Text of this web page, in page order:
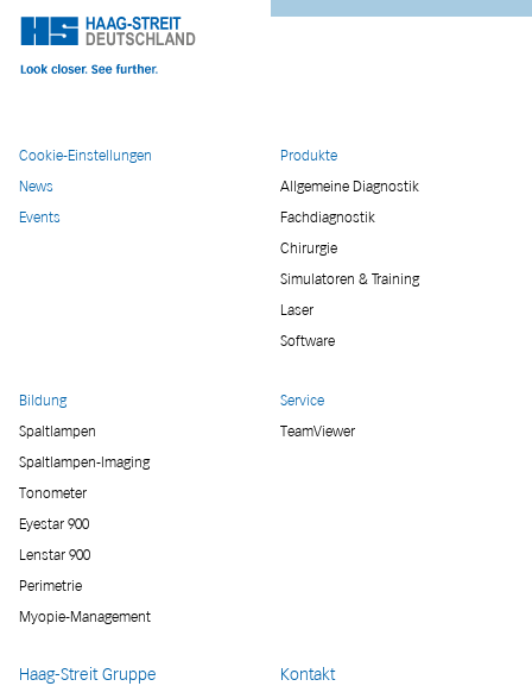
Cookie-Einstellungen
News
Events
Produkte
Allgemeine Diagnostik
Fachdiagnostik
Chirurgie
Simulatoren & Training
Laser
Software
Bildung
Spaltlampen
Spaltlampen-Imaging
Tonometer
Eyestar 900
Lenstar 900
Perimetrie
Myopie-Management
Service
TeamViewer
Haag-Streit Gruppe Kontakt